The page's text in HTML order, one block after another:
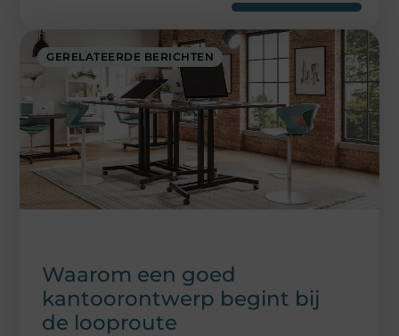
GERELATEERDE BERICHTEN
Waarom een goed
kantoorontwerp begint bij
de looproute